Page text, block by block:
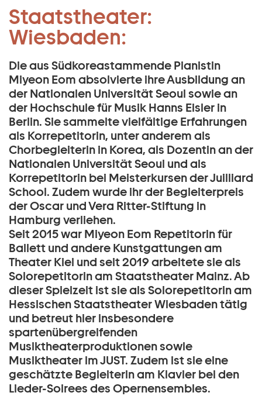
Zum Hauptinhalt springen
Zum Footer springen
Staatstheater:
Wiesbaden:
Pianistin:
Miyeon Eom:
Die aus Südkoreastammende Pianistin
Miyeon Eom absolvierte ihre Ausbildung an
der Nationalen Universität Seoul sowie an
der Hochschule für Musik Hanns Eisler in
Berlin. Sie sammelte vielfältige Erfahrungen
als Korrepetitorin, unter anderem als
Chorbegleiterin in Korea, als Dozentin an der
Nationalen Universität Seoul und als
Korrepetitorin bei Meisterkursen der Juilliard
School. Zudem wurde ihr der Begleiterpreis
der Oscar und Vera Ritter-Stiftung in
Hamburg verliehen.
Seit 2015 war Miyeon Eom Repetitorin für
Ballett und andere Kunstgattungen am
Theater Kiel und seit 2019 arbeitete sie als
Solorepetitorin am Staatstheater Mainz. Ab
dieser Spielzeit ist sie als Solorepetitorin am
Hessischen Staatstheater Wiesbaden tätig
und betreut hier insbesondere
spartenübergreifenden
Musiktheaterproduktionen sowie
Musiktheater im JUST. Zudem ist sie eine
geschätzte Begleiterin am Klavier bei den
Lieder-Soirees des Opernensembles.